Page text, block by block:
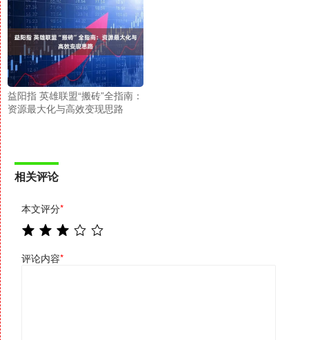
益阳指 英雄联盟“搬砖”全指南：
资源最大化与高效变现思路
相关评论
本文评分*
评论内容*